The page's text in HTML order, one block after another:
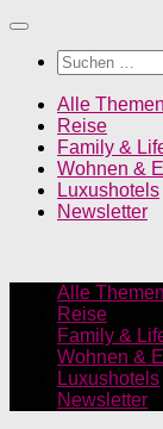
Unter
Inhalt
Suchen
nach:
Alle Themen
Reise
Family &
Wohnen &
Luxushotels
Newsletter
Alle Themen
Reise
Family &
Wohnen &
Luxushotels
Newsletter